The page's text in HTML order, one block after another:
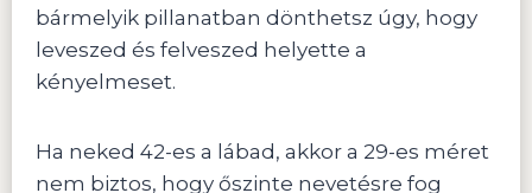
bármelyik pillanatban dönthetsz úgy, hogy
leveszed és felveszed helyette a
kényelmeset.
Ha neked 42-es a lábad, akkor a 29-es méret
nem biztos, hogy őszinte nevetésre fog